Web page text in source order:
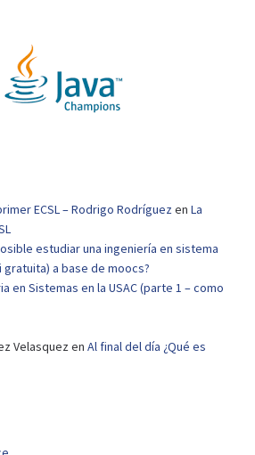
ECSL – Rodrigo RodríguezenLa
estudiar una ingeniería en sistema
a base de moocs?
en Sistemas en la USAC (parte 1 – como
VelasquezenAl final del día ¿Qué es